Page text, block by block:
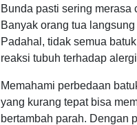
Bunda pasti sering
Banyak orang tua
Padahal, tidak semua
reaksi tubuh terhadap
Memahami perbedaan
yang kurang tepat bisa
bertambah parah. Dengan